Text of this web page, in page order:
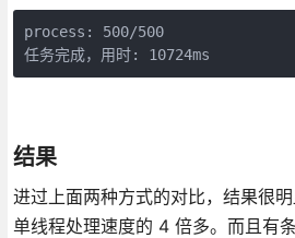
process: 500/500
任务完成，用时: 10724ms
结果
进过上面两种方式的对比，结果很
单线程处理速度的 4 倍多。而且有